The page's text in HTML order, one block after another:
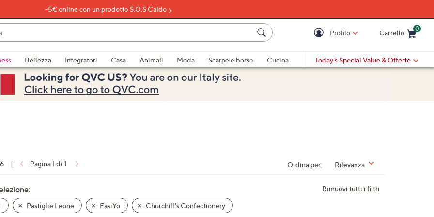
-5€ online con un prodotto S.O.S Caldo
Profilo Carrello
0
Bellezza Integratori Casa Animali Moda Scarpe e borse
Cucina
Today's Special Value & Offerte
| Pagina 1 di 1 Ordina per: Rilevanza
Rimuovi tutti i filtri
Pastiglie Leone EasiYo Churchill's Confectionery